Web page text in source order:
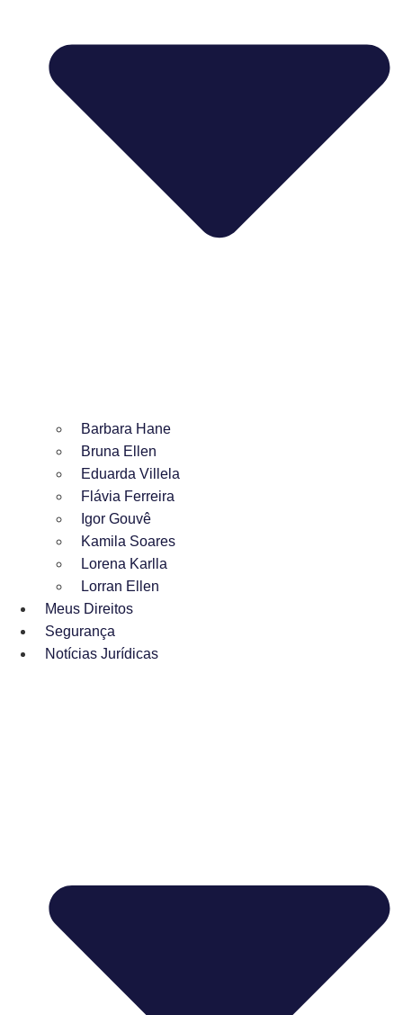
Barbara Hane
Bruna Ellen
Eduarda Villela
Flávia Ferreira
Igor Gouvê
Kamila Soares
Lorena Karlla
Lorran Ellen
Meus Direitos
Segurança
Notícias Jurídicas